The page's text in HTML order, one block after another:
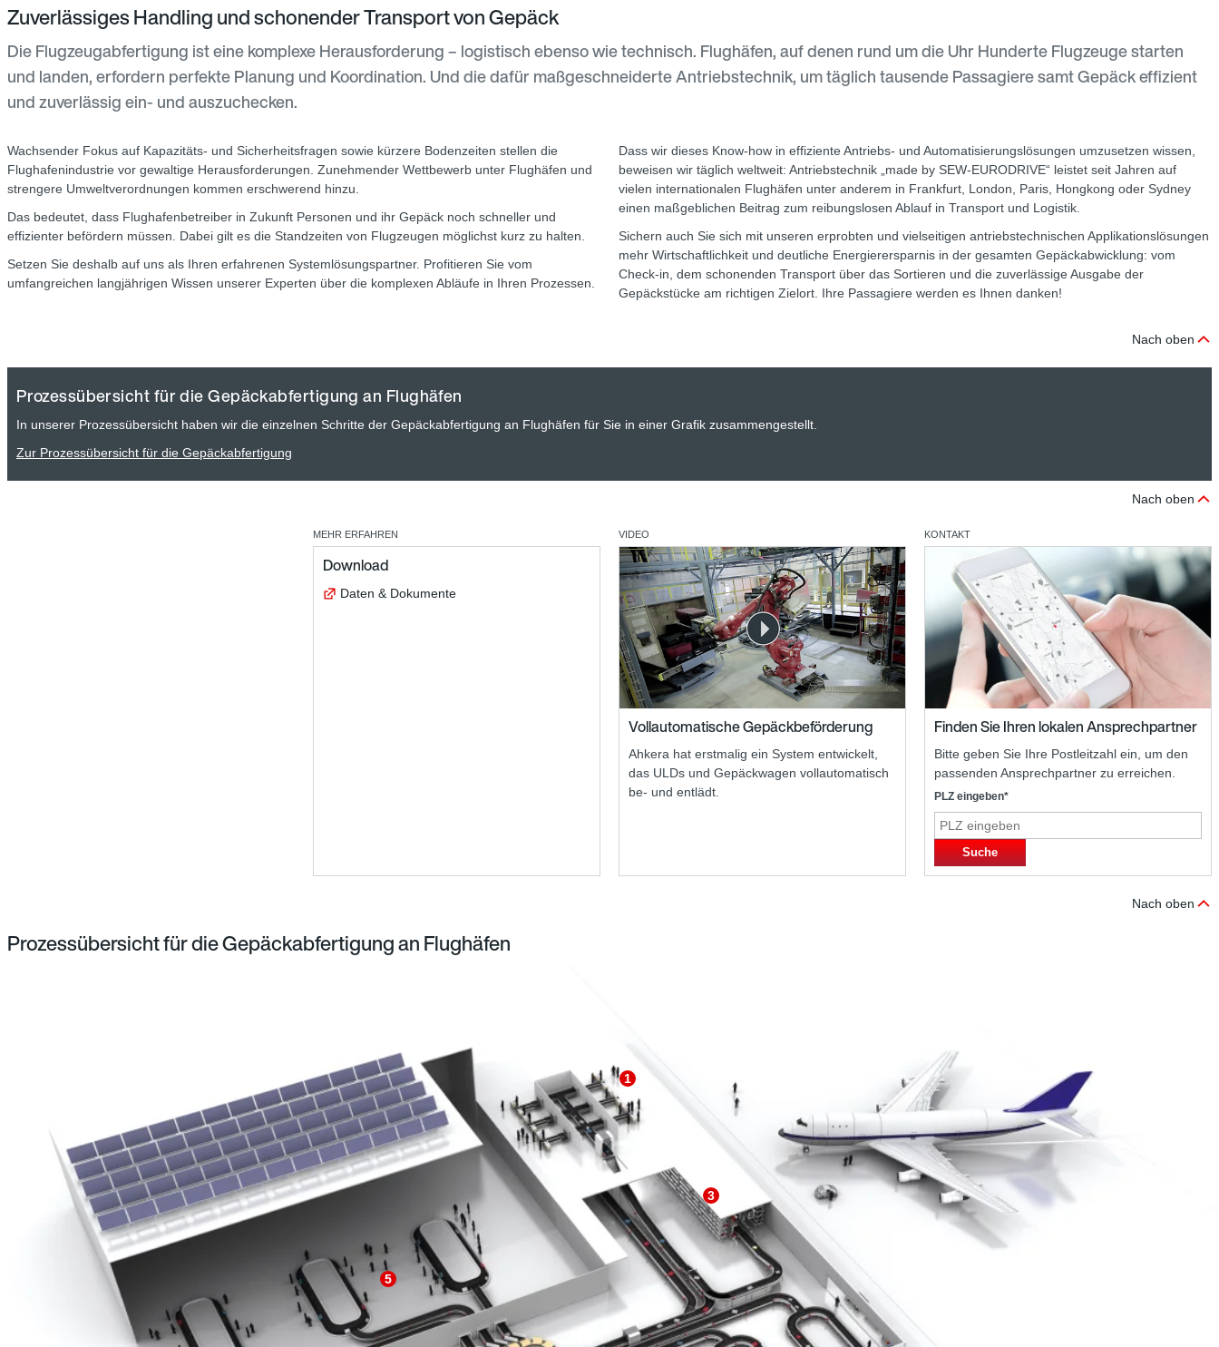
Zuverlässiges Handling und schonender Transport von Gepäck
Die Flugzeugabfertigung ist eine komplexe Herausforderung – logistisch ebenso wie technisch. Flughäfen, auf denen rund um die Uhr Hunderte Flugzeuge starten
und landen, erfordern perfekte Planung und Koordination. Und die dafür maßgeschneiderte Antriebstechnik, um täglich tausende Passagiere samt Gepäck effizient
und zuverlässig ein- und auszuchecken.
Wachsender Fokus auf Kapazitäts- und Sicherheitsfragen sowie kürzere Bodenzeiten stellen die
Flughafenindustrie vor gewaltige Herausforderungen. Zunehmender Wettbewerb unter Flughäfen und
strengere Umweltverordnungen kommen erschwerend hinzu.
Das bedeutet, dass Flughafenbetreiber in Zukunft Personen und ihr Gepäck noch schneller und
effizienter befördern müssen. Dabei gilt es die Standzeiten von Flugzeugen möglichst kurz zu halten.
Setzen Sie deshalb auf uns als Ihren erfahrenen Systemlösungspartner. Profitieren Sie vom
umfangreichen langjährigen Wissen unserer Experten über die komplexen Abläufe in Ihren Prozessen.
Dass wir dieses Know-how in effiziente Antriebs- und Automatisierungslösungen umzusetzen wissen,
beweisen wir täglich weltweit: Antriebstechnik „made by SEW-EURODRIVE“ leistet seit Jahren auf
vielen internationalen Flughäfen unter anderem in Frankfurt, London, Paris, Hongkong oder Sydney
einen maßgeblichen Beitrag zum reibungslosen Ablauf in Transport und Logistik.
Sichern auch Sie sich mit unseren erprobten und vielseitigen antriebstechnischen Applikationslösungen
mehr Wirtschaftlichkeit und deutliche Energierersparnis in der gesamten Gepäckabwicklung: vom
Check-in, dem schonenden Transport über das Sortieren und die zuverlässige Ausgabe der
Gepäckstücke am richtigen Zielort. Ihre Passagiere werden es Ihnen danken!
Nach oben
Prozessübersicht für die Gepäckabfertigung an Flughäfen
In unserer Prozessübersicht haben wir die einzelnen Schritte der Gepäckabfertigung an Flughäfen für Sie in einer Grafik zusammengestellt.
Zur Prozessübersicht für die Gepäckabfertigung
Nach oben
MEHR ERFAHREN
Download
Daten & Dokumente
VIDEO
Vollautomatische Gepäckbeförderung
Ahkera hat erstmalig ein System entwickelt,
das ULDs und Gepäckwagen vollautomatisch
be- und entlädt.
KONTAKT
Finden Sie Ihren lokalen Ansprechpartner
Bitte geben Sie Ihre Postleitzahl ein, um den
passenden Ansprechpartner zu erreichen.
PLZ eingeben*
Suche
Nach oben
Prozessübersicht für die Gepäckabfertigung an Flughäfen
1
3
5